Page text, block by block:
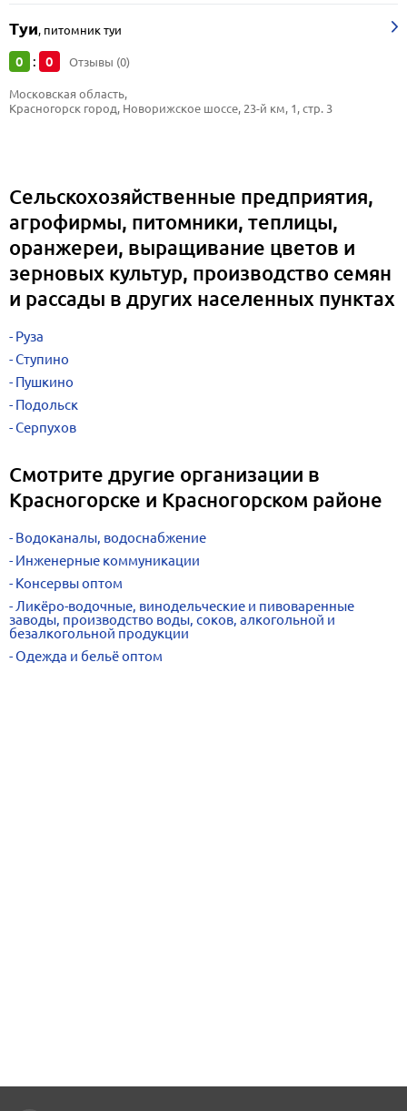
Туи, питомник туи
0 : 0 Отзывы (0)
Московская область,
Красногорск город, Новорижское шоссе, 23-й км, 1, стр. 3
Сельскохозяйственные предприятия,
агрофирмы, питомники, теплицы,
оранжереи, выращивание цветов и
зерновых культур, производство семян
и рассады в других населенных пунктах
Руза
Ступино
Пушкино
Подольск
Серпухов
Смотрите другие организации в
Красногорске и Красногорском районе
Водоканалы, водоснабжение
Инженерные коммуникации
Консервы оптом
Ликёро-водочные, винодельческие и пивоваренные
заводы, производство воды, соков, алкогольной и
безалкогольной продукции
Одежда и бельё оптом